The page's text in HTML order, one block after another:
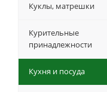
Куклы, матрешки
Курительные
принадлежности
Кухня и посуда